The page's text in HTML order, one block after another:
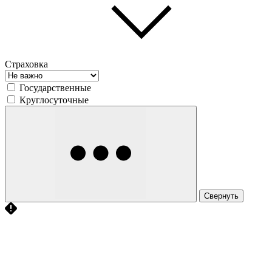
Страховка
Государственные
Круглосуточные
Свернуть